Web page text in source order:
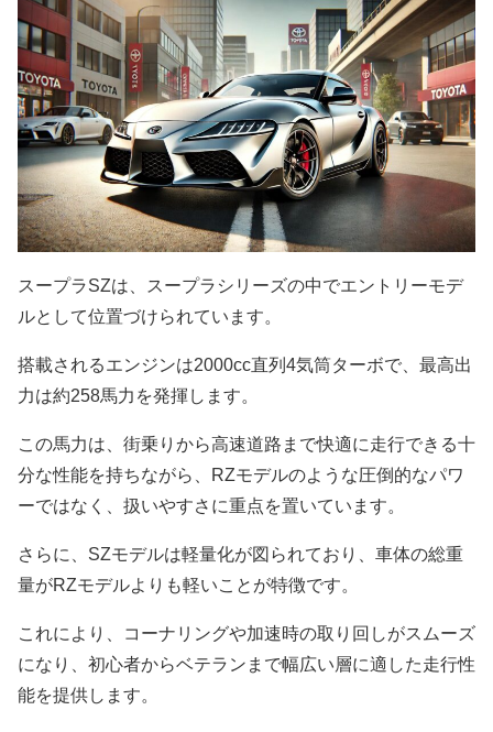
スープラSZは、スープラシリーズの中でエントリーモデ
ルとして位置づけられています。
搭載されるエンジンは2000cc直列4気筒ターボで、最高出
力は約258馬力を発揮します。
この馬力は、街乗りから高速道路まで快適に走行できる十
分な性能を持ちながら、RZモデルのような圧倒的なパワ
ーではなく、扱いやすさに重点を置いています。
さらに、SZモデルは軽量化が図られており、車体の総重
量がRZモデルよりも軽いことが特徴です。
これにより、コーナリングや加速時の取り回しがスムーズ
になり、初心者からベテランまで幅広い層に適した走行性
能を提供します。